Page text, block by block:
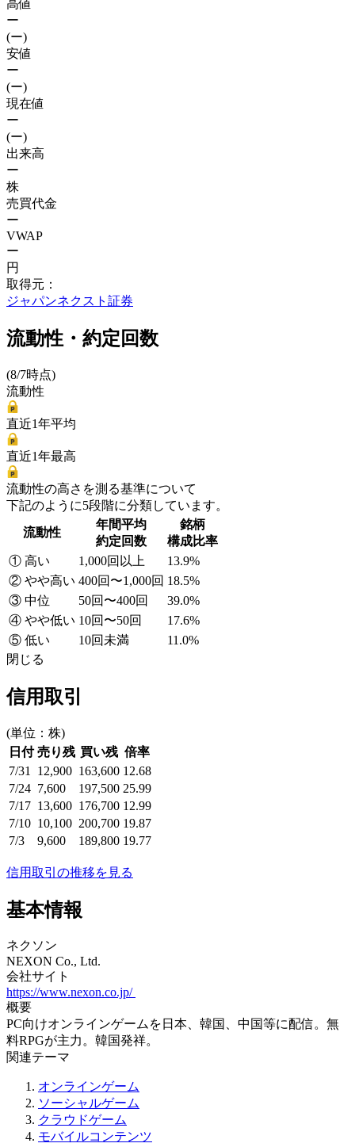
高値
ー
(ー)
安値
ー
(ー)
現在値
ー
(ー)
出来高
ー
株
売買代金
ー
VWAP
ー
円
取得元：
ジャパンネクスト証券
流動性・約定回数
(8/7時点)
流動性
直近1年平均
直近1年最高
流動性の高さを測る基準について
下記のように5段階に分類しています。
流動性
年間平均
約定回数
銘柄
構成比率
① 高い
1,000回以上
13.9%
② やや高い 400回〜1,000回 18.5%
③ 中位
50回〜400回
39.0%
④ やや低い 10回〜50回
17.6%
⑤ 低い
10回未満
11.0%
閉じる
信用取引
(単位：株)
日付 売り残 買い残 倍率
7/31
12,900 163,600 12.68
7/24 7,600 197,500 25.99
7/17 13,600 176,700 12.99
7/10 10,100 200,700 19.87
7/3
9,600 189,800 19.77
信用取引の推移を見る
基本情報
ネクソン
NEXON Co., Ltd.
会社サイト
https://www.nexon.co.jp/
概要
PC向けオンラインゲームを日本、韓国、中国等に配信。無
料RPGが主力。韓国発祥。
関連テーマ
オンラインゲーム
ソーシャルゲーム
クラウドゲーム
モバイルコンテンツ